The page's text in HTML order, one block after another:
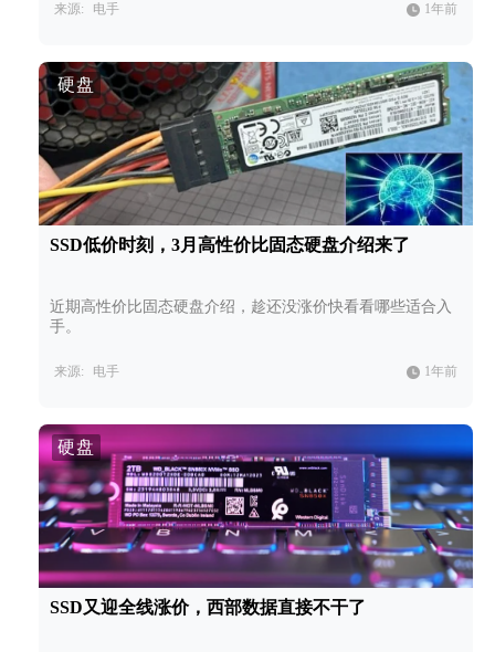
来源: 电手 1年前
硬盘
SSD低价时刻，3月高性价比固态硬盘介绍来了
近期高性价比固态硬盘介绍，趁还没涨价快看看哪些适合入
手。
来源: 电手 1年前
硬盘
SSD又迎全线涨价，西部数据直接不干了